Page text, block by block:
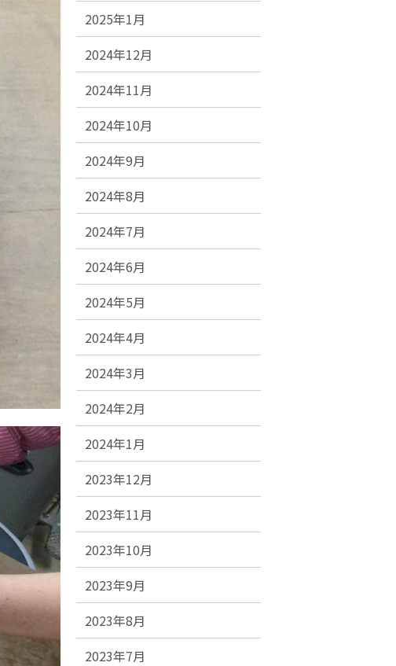
2025年1月
2024年12月
2024年11月
2024年10月
2024年9月
2024年8月
2024年7月
2024年6月
2024年5月
2024年4月
2024年3月
2024年2月
2024年1月
2023年12月
2023年11月
2023年10月
2023年9月
2023年8月
2023年7月